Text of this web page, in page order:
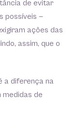
de evitar
possíveis —
ações das
assim, que o
a diferença na
medidas de